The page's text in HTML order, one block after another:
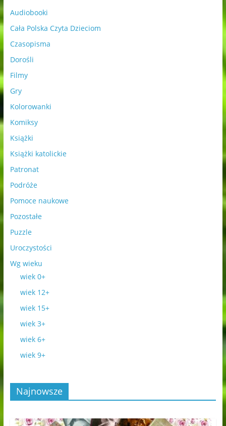
Audiobooki
Cała Polska Czyta Dzieciom
Czasopisma
Dorośli
Filmy
Gry
Kolorowanki
Komiksy
Książki
Książki katolickie
Patronat
Podróże
Pomoce naukowe
Pozostałe
Puzzle
Uroczystości
Wg wieku
wiek 0+
wiek 12+
wiek 15+
wiek 3+
wiek 6+
wiek 9+
Najnowsze